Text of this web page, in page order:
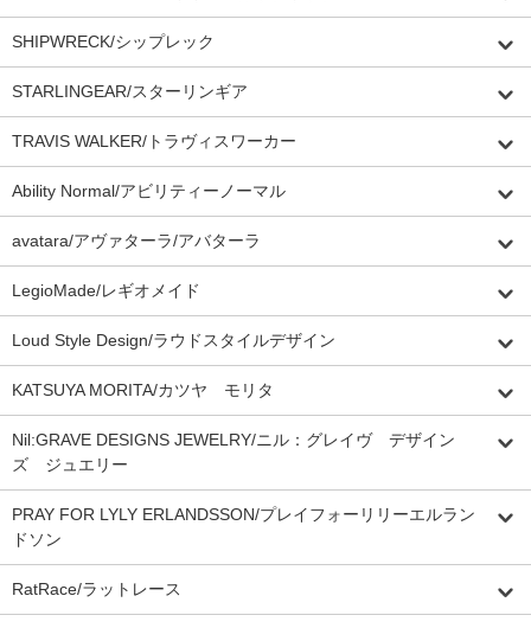
SHIPWRECK/シップレック
STARLINGEAR/スターリンギア
TRAVIS WALKER/トラヴィスワーカー
Ability Normal/アビリティーノーマル
avatara/アヴァターラ/アバターラ
LegioMade/レギオメイド
Loud Style Design/ラウドスタイルデザイン
KATSUYA MORITA/カツヤ モリタ
Nil:GRAVE DESIGNS JEWELRY/ニル：グレイヴ デザイン
ズ ジュエリー
PRAY FOR LYLY ERLANDSSON/プレイフォーリリーエルラン
ドソン
RatRace/ラットレース